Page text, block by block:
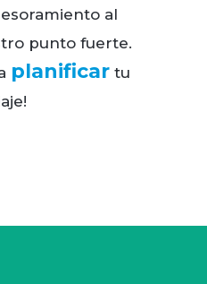
al
punto fuerte.
planificar tu